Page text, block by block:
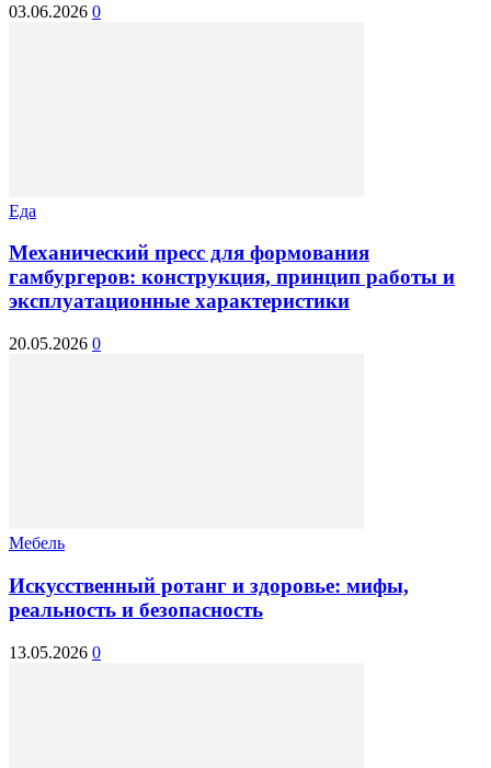
03.06.2026 0
Еда
Механический пресс для формования
гамбургеров: конструкция, принцип работы и
эксплуатационные характеристики
20.05.2026 0
Мебель
Искусственный ротанг и здоровье: мифы,
реальность и безопасность
13.05.2026 0